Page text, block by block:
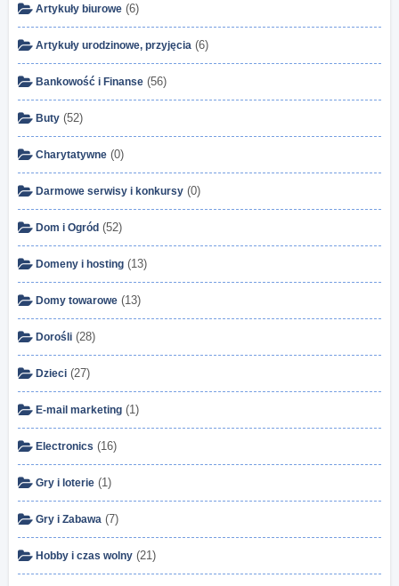
Artykuły biurowe (6)
Artykuły urodzinowe, przyjęcia (6)
Bankowość i Finanse (56)
Buty (52)
Charytatywne (0)
Darmowe serwisy i konkursy (0)
Dom i Ogród (52)
Domeny i hosting (13)
Domy towarowe (13)
Dorośli (28)
Dzieci (27)
E-mail marketing (1)
Electronics (16)
Gry i loterie (1)
Gry i Zabawa (7)
Hobby i czas wolny (21)